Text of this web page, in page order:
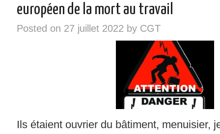
européen de la mort au travail
Posted on 27 juillet 2022 by CGT
Ils étaient ouvrier du bâtiment, menuisier,